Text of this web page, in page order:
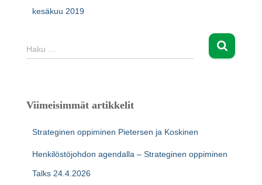
kesäkuu 2019
H
a
Haku …
Viimeisimmät artikkelit
Strateginen oppiminen Pietersen ja Koskinen
Henkilöstöjohdon agendalla – Strateginen oppiminen
Talks 24.4.2026